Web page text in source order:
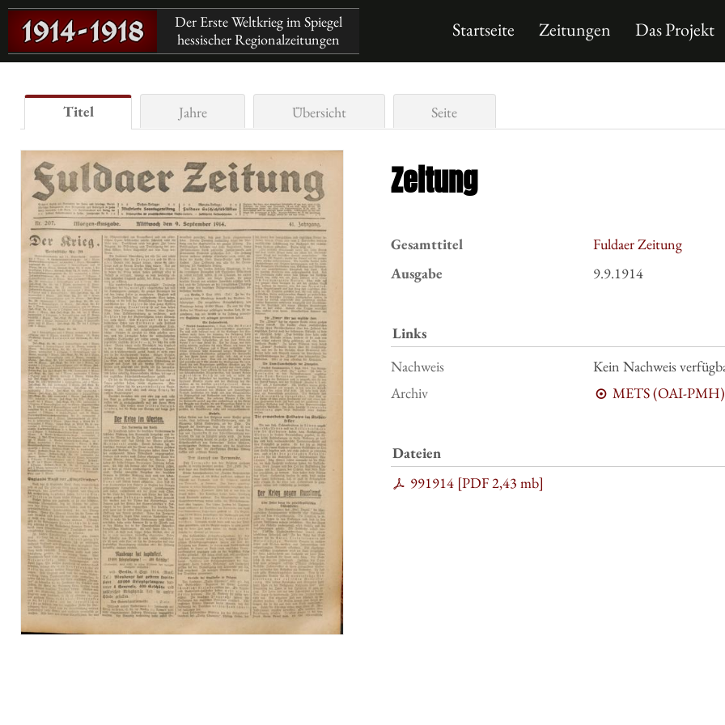
Der Erste Weltkrieg im Spiegel
hessischer Regionalzeitungen
Startseite Zeitungen Das Projekt
Titel Jahre Übersicht Seite
Zeitung
Gesamttitel
Fuldaer Zeitung
Ausgabe
9.9.1914
Links
Nachweis
Kein Nachweis
Archiv
METS (OAI-PMH)
Dateien
991914 [PDF2,43 mb]